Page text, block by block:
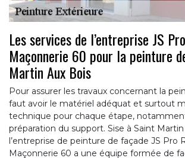
Les services de l’entreprise JS
Maçonnerie 60 pour la peinture
Martin Aux Bois
Pour assurer les travaux concernant la
faut avoir le matériel adéquat et surtout
technique pour chaque étape,
préparation du support. Sise à Saint
l’entreprise de peinture de façade JS Pro
Maçonnerie 60 a une équipe formée de